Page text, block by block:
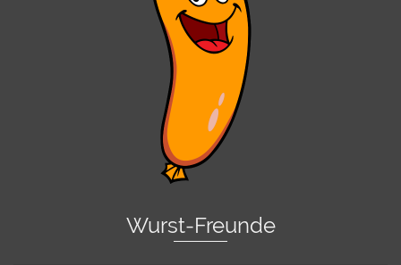
Wurst-Freunde